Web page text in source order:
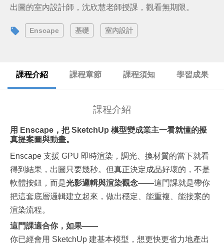
出圖的室內設計師，沈欣慧老師授課，觀看無期限。
Enscape 基礎 室內設計
課程介紹 課程章節 課程須知 學習成果
課程介紹
用 Enscape，把 SketchUp 模型變成業主一看就懂的擬
真提案圖與動畫。
Enscape 支援 GPU 即時渲染，調光、換材質的當下就看
得到結果，出圖只要幾秒。但真正決定成品好壞的，不是
軟體按鈕，而是光影邏輯與渲染觀念——這門課就是帶你
把這套底層邏輯建立起來， 做出穩定、 能重複、能接案的
渲染流程。
這門課適合你，如果——
你已經會用 SketchUp 建基本模型，想更快更省力地產出